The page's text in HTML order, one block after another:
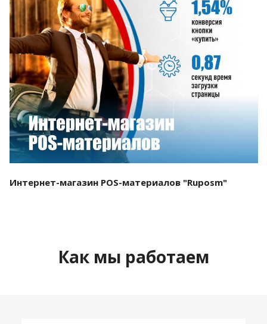
Смотреть проект
Интернет-магазин POS-материалов "Ruposm"
Как мы работаем